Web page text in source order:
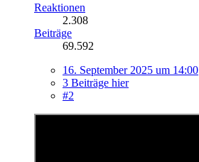
Reaktionen
2.308
Beiträge
69.592
16. September 2025 um 14:00
3 Beiträge hier
#2